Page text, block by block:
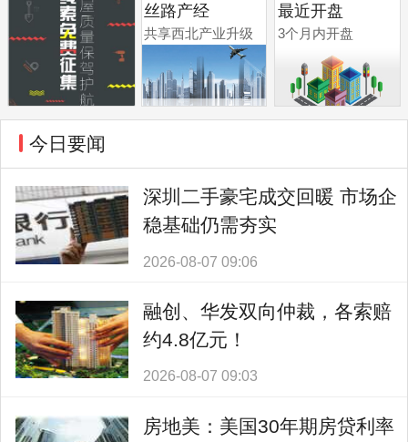
丝路产经
共享西北产业升级
最近开盘
3个月内开盘
今日要闻
深圳二手豪宅成交回暖 市场企
稳基础仍需夯实
2026-08-07 09:06
融创、华发双向仲裁，各索赔
约4.8亿元！
2026-08-07 09:03
房地美：美国30年期房贷利率